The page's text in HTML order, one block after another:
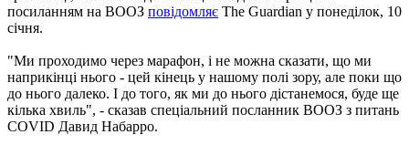
посиланням на ВООЗ повідомляє The Guardian у понеділок, 10
січня.
"Ми проходимо через марафон, і не можна сказати, що ми
наприкінці нього - цей кінець у нашому полі зору, але поки що
до нього далеко. І до того, як ми до нього дістанемося, буде ще
кілька хвиль", - сказав спеціальний посланник ВООЗ з питань
COVID Давид Набарро.